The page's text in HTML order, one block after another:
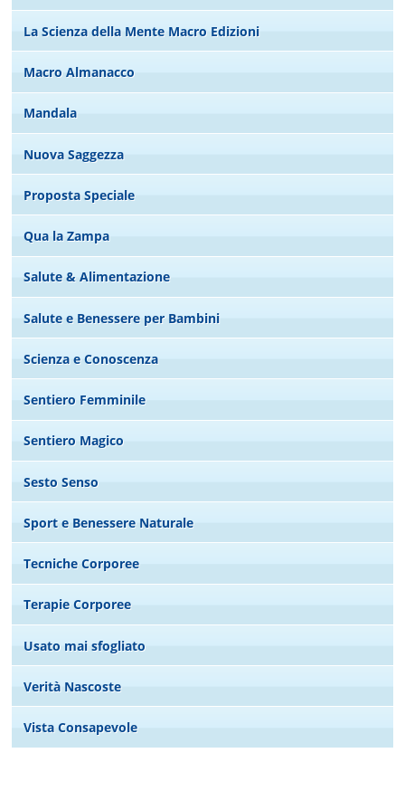
La Scienza della Mente Macro Edizioni
Macro Almanacco
Mandala
Nuova Saggezza
Proposta Speciale
Qua la Zampa
Salute & Alimentazione
Salute e Benessere per Bambini
Scienza e Conoscenza
Sentiero Femminile
Sentiero Magico
Sesto Senso
Sport e Benessere Naturale
Tecniche Corporee
Terapie Corporee
Usato mai sfogliato
Verità Nascoste
Vista Consapevole